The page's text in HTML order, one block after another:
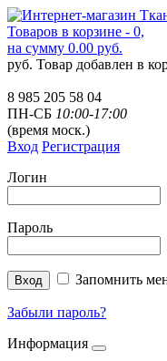
Товаров в корзине - 0,
на сумму 0.00 руб.
руб. Товар добавлен в
8 985 205 58 04
ПН-СБ 10:00-17:00
(время моск.)
Вход Регистрация
Логин
Пароль
Запомнить
Забыли пароль?
Информация